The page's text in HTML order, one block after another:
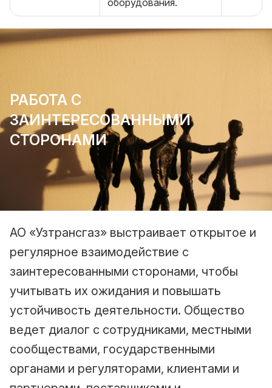
оборудования.
РАБОТА С
ЗАИНТЕРЕСОВАННЫМИ
СТОРОНАМИ
АО «Узтрансгаз» выстраивает открытое и
регулярное взаимодействие с
заинтересованными сторонами, чтобы
учитывать их ожидания и повышать
устойчивость деятельности. Общество
ведет диалог с сотрудниками, местными
сообществами, государственными
органами и регуляторами, клиентами и